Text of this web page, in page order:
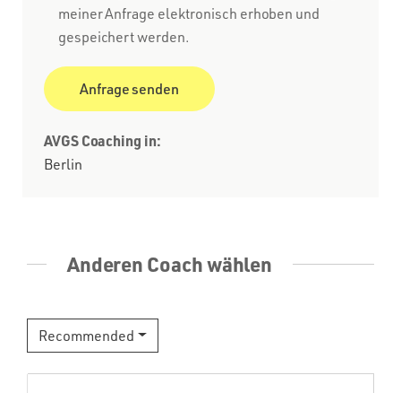
meiner Anfrage elektronisch erhoben und
gespeichert werden.
AVGS Coaching in:
Berlin
Anderen Coach wählen
Recommended